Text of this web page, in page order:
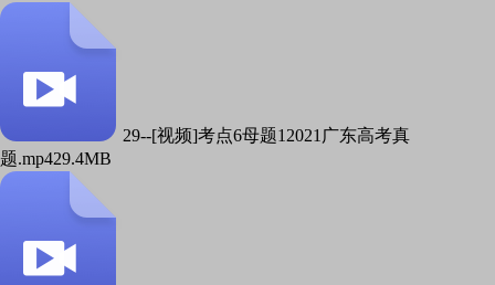
29--[视频]考点6母题12021广东高考真
题.mp429.4MB